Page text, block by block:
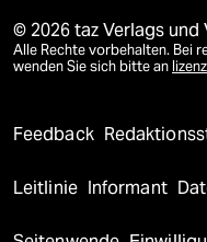
© 2026 taz Verlags und
Alle Rechte vorbehalten. Bei
wenden Sie sich bitte an
Feedback
Leitlinie Informant